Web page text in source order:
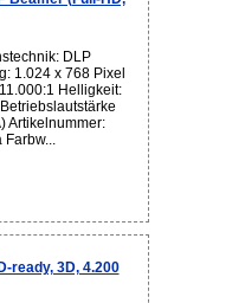
DLP
1.024 x 768 Pixel
Helligkeit:
Artikelnummer:
Farbw...
ready, 3D, 4.200